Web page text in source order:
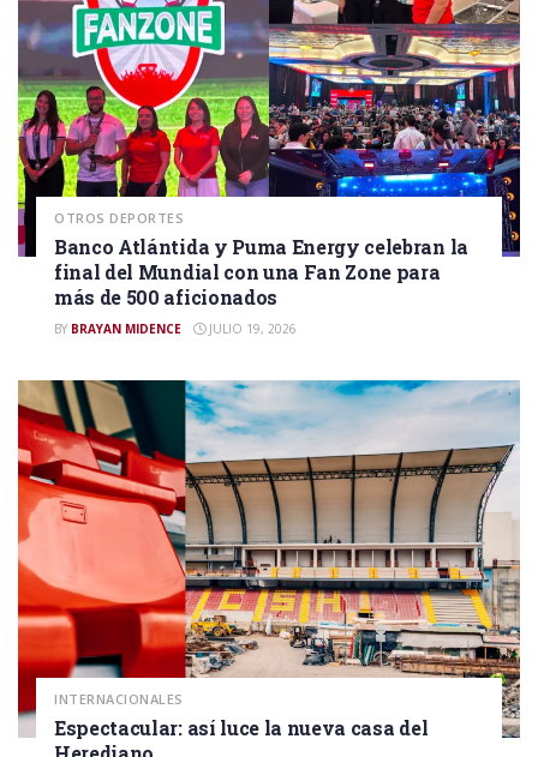
OTROS DEPORTES
Banco Atlántida y Puma Energy celebran la
final del Mundial con una Fan Zone para
más de 500 aficionados
BY BRAYAN MIDENCE JULIO 19, 2026
INTERNACIONALES
Espectacular: así luce la nueva casa del